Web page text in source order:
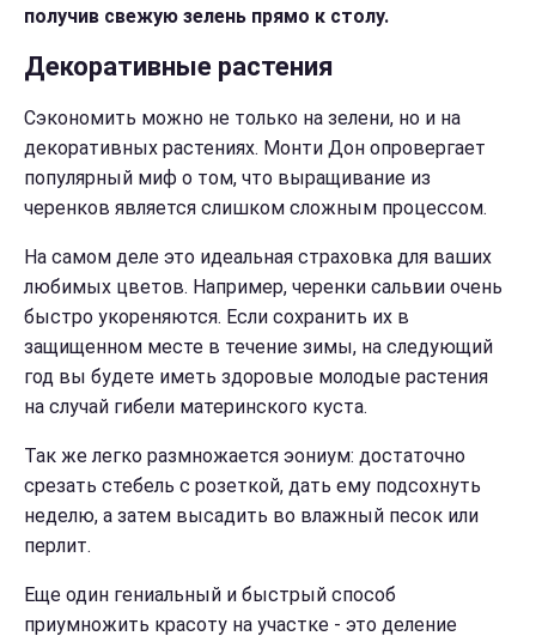
получив свежую зелень прямо к столу.
Декоративные растения
Сэкономить можно не только на зелени, но и на
декоративных растениях. Монти Дон опровергает
популярный миф о том, что выращивание из
черенков является слишком сложным процессом.
На самом деле это идеальная страховка для ваших
любимых цветов. Например, черенки сальвии очень
быстро укореняются. Если сохранить их в
защищенном месте в течение зимы, на следующий
год вы будете иметь здоровые молодые растения
на случай гибели материнского куста.
Так же легко размножается эониум: достаточно
срезать стебель с розеткой, дать ему подсохнуть
неделю, а затем высадить во влажный песок или
перлит.
Еще один гениальный и быстрый способ
приумножить красоту на участке - это деление